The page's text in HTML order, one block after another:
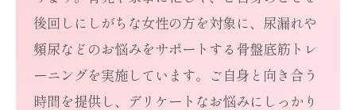
後回しにしがちな女性の方を対象に、尿漏れや
頻尿などのお悩みをサポートする骨盤底筋トレ
ーニングを実施しています。ご自身と向き合う
時間を提供し、デリケートなお悩みにしっかり